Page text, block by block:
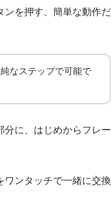
ンを押す、簡単な動作だ
なステップで可能で
分に、はじめからフレー
ワンタッチで一緒に交換